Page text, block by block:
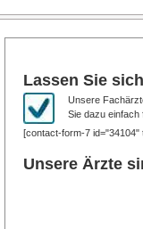
Lassen Sie
Unsere
Sie dazu einfach
[contact-form-7 id="34104"
Unsere Ärzte